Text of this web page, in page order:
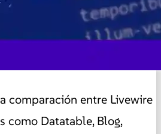
comparación entre Livewire
como Datatable, Blog,